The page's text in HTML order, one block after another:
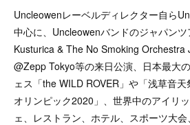
Uncleowenレーベルディレクター自ら
中心に、Uncleowenバンドのジャパン
Kusturica & The No Smoking Orchestra
@Zepp Tokyo等の来日公演、日本最大
ェス「the WILD ROVER」や「浅草音
オリンピック2020」、世界中のアイリ
ェ、レストラン、ホテル、スポーツ大